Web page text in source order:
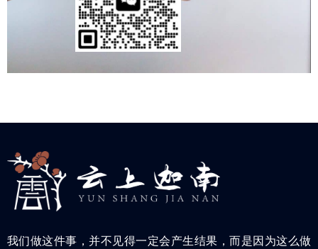
我们做这件事，并不见得一定会产生结果，而是因为这么做